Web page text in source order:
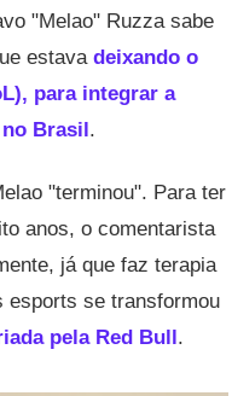
"Melao" Ruzza sabe
estava deixando o
para integrar a
Brasil.
"terminou". Para ter
anos, o comentarista
já que faz terapia
esports se transformou
pela Red Bull.